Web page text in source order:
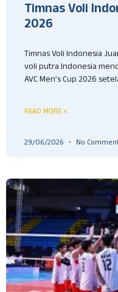
Timnas Voli
2026
Timnas Voli Indonesia
voli putra Indonesia
AVC Men’s Cup 2026
READ MORE »
29/06/2026 No